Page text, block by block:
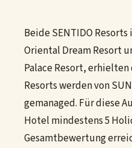
Beide SENTIDO
Oriental Dream Resort
Palace Resort,
Resorts werden von
gemanaged. Für diese
Hotel mindestens 5
Gesamtbewertung